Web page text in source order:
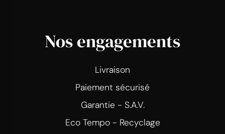
Nos engagements
Livraison
Paiement sécurisé
Garantie - S.A.V.
Eco Tempo - Recyclage